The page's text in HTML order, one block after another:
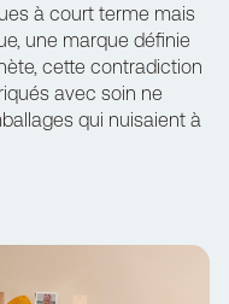
à court terme mais
une marque définie
cette contradiction
avec soin ne
qui nuisaient à